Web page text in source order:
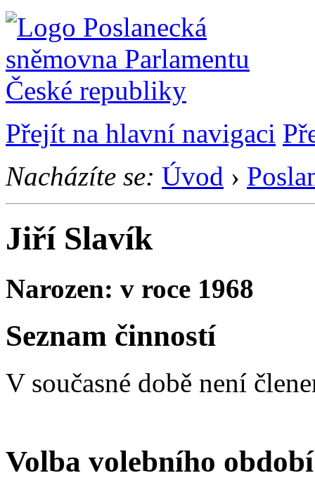
Přejít na hlavní navigaci
Nacházíte se: Úvod ›
Jiří Slavík
Narozen: v roce 1968
Seznam činností
V současné době není
Volba volebního období